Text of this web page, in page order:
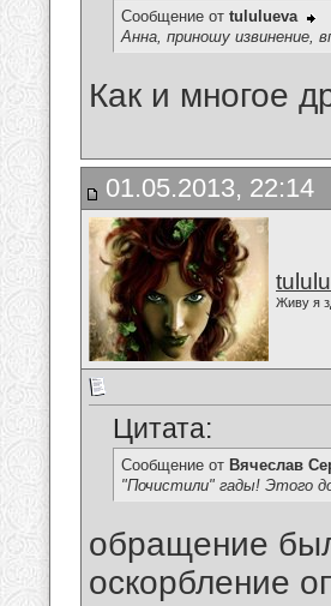
Сообщение от tululueva
Анна, приношу извинение,
Как и многое
01.05.2013, 22:14
Живу я
Цитата:
Сообщение от Вячеслав
"Почистили" гады! Этого
обращение
оскорбление